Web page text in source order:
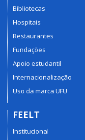
Bibliotecas
Hospitais
Restaurantes
Fundações
Apoio estudantil
Internacionalização
Uso da marca UFU
FEELT
Institucional